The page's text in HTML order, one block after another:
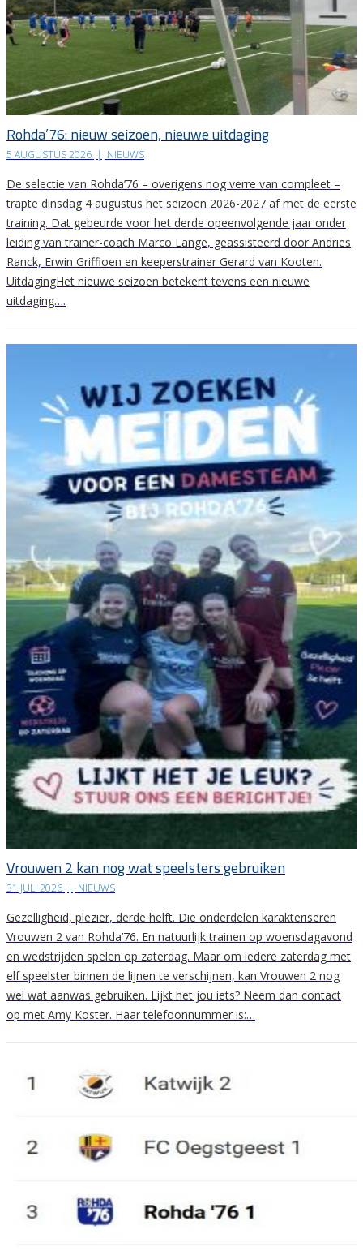
Rohda’76: nieuw seizoen, nieuwe uitdaging
5 AUGUSTUS 2026 | NIEUWS
De selectie van Rohda’76 – overigens nog verre van compleet –
trapte dinsdag 4 augustus het seizoen 2026-2027 af met de eerste
training. Dat gebeurde voor het derde opeenvolgende jaar onder
leiding van trainer-coach Marco Lange, geassisteerd door Andries
Ranck, Erwin Griffioen en keeperstrainer Gerard van Kooten.
UitdagingHet nieuwe seizoen betekent tevens een nieuwe
uitdaging….
Vrouwen 2 kan nog wat speelsters gebruiken
31 JULI 2026 | NIEUWS
Gezelligheid, plezier, derde helft. Die onderdelen karakteriseren
Vrouwen 2 van Rohda’76. En natuurlijk trainen op woensdagavond
en wedstrijden spelen op zaterdag. Maar om iedere zaterdag met
elf speelster binnen de lijnen te verschijnen, kan Vrouwen 2 nog
wel wat aanwas gebruiken. Lijkt het jou iets? Neem dan contact
op met Amy Koster. Haar telefoonnummer is:…